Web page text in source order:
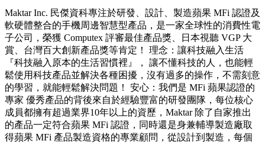
Maktar Inc. 民傑資科專注於研發、設計、製造蘋果 MFi 認證及
軟硬體整合的手機周邊智慧型產品，是一家全球性的消費性電
子公司，榮獲 Computex 評審最佳產品獎、日本視聽 VGP 大
賞、台灣百大創新產品獎等肯定！ 理念：讓科技融入生活
『科技融入原本的生活習慣裡』， 讓不懂科技的人，也能輕
鬆使用科技產品並解決各種困擾，沒有過多的操作，不需刻意
的學習，就能輕鬆解決問題！ 安心：我們是 MFi 蘋果認證的
專家 優秀產品的背後來自於經驗豐富的研發團隊，每位核心
成員都擁有超過業界10年以上的資歷，Maktar 除了自家推出
的產品一定符合蘋果 MFi 認證，同時還是身兼輔導製造廠取
得蘋果 MFi 產品製造資格的專業顧問，從設計到製造，每個